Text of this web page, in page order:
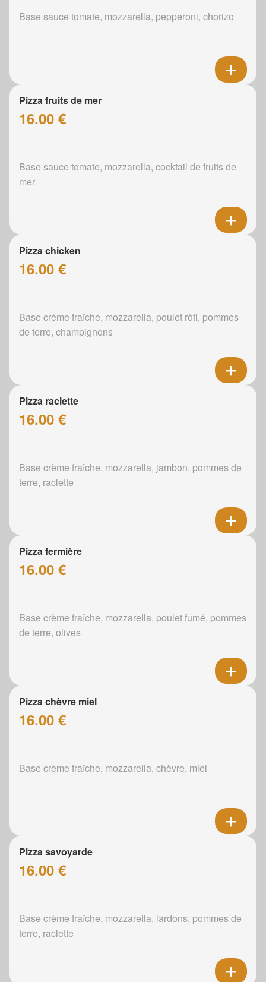
Base sauce tomate, mozzarella, pepperoni, chorizo
Pizza fruits de mer
16.00 €
Base sauce tomate, mozzarella, cocktail de fruits de
mer
Pizza chicken
16.00 €
Base crème fraîche, mozzarella, poulet rôti, pommes
de terre, champignons
Pizza raclette
16.00 €
Base crème fraîche, mozzarella, jambon, pommes de
terre, raclette
Pizza fermière
16.00 €
Base crème fraîche, mozzarella, poulet fumé, pommes
de terre, olives
Pizza chèvre miel
16.00 €
Base crème fraîche, mozzarella, chèvre, miel
Pizza savoyarde
16.00 €
Base crème fraîche, mozzarella, lardons, pommes de
terre, raclette